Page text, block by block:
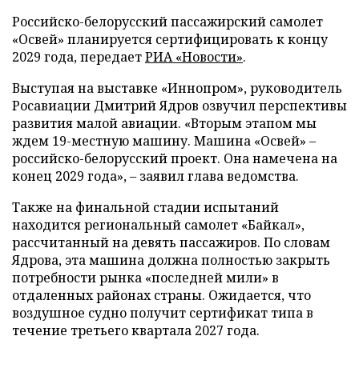
Российско-белорусский пассажирский самолет
«Освей» планируется сертифицировать к концу
2029 года, передаетРИА «Новости».
Выступая на выставке «Иннопром», руководитель
Росавиации Дмитрий Ядров озвучил перспективы
развития малой авиации. «Вторым этапом мы
ждем 19-местную машину. Машина «Освей» –
российско-белорусский проект. Она намечена на
конец 2029 года», – заявил глава ведомства.
Также на финальной стадии испытаний
находится региональный самолет «Байкал»,
рассчитанный на девять пассажиров. По словам
Ядрова, эта машина должна полностью закрыть
потребности рынка «последней мили» в
отдаленных районах страны. Ожидается, что
воздушное судно получит сертификат типа в
течение третьего квартала 2027 года.